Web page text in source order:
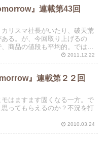
』連載第43回
リスマ社長がいたり、破天荒
る。が、今回取り上げるの
商品の値段も平均的。では、
2011.12.22
』連載第２２回
はますます固くなる一方。で
ってもらえるのか？不況を打
2010.03.24